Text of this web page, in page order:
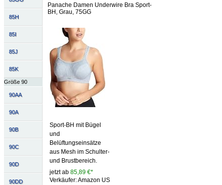
85H
85I
85J
85K
Größe 90
90AA
90A
90B
90C
90D
90DD
Panache Damen Underwire Bra Sport-
BH, Grau, 75GG
Sport-BH mit Bügel
und
Belüftungseinsätze
aus Mesh im Schulter-
und Brustbereich.
jetzt ab 85,89 €*
Verkäufer: Amazon US